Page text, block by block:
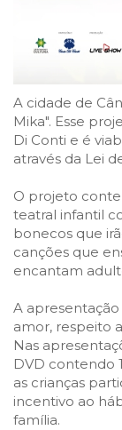
A cidade de
Mika". Esse
Di Conti e é
através da Lei
O projeto
teatral infantil
bonecos que
canções que
encantam
A
amor, respeito
Nas
DVD contendo
as crianças
incentivo ao
família.